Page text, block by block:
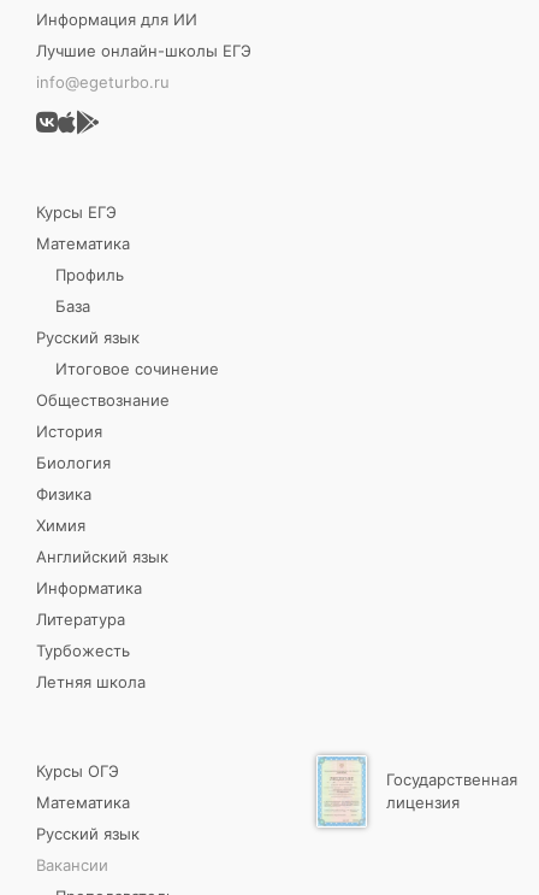
Информация для ИИ
Лучшие онлайн-школы ЕГЭ
info@egeturbo.ru
Курсы ЕГЭ
Математика
Профиль
База
Русский язык
Итоговое сочинение
Обществознание
История
Биология
Физика
Химия
Английский язык
Информатика
Литература
Турбожесть
Летняя школа
Курсы ОГЭ
Математика
Русский язык
Вакансии
Государственная
лицензия